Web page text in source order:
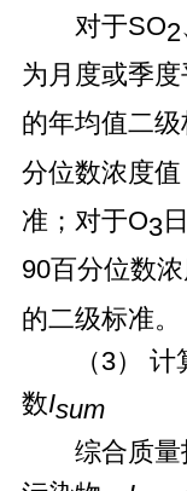
对于SO2
为月度或季度
的年均值二级
分位数浓度值
准；对于O3
90百分位数浓
的二级标准。
（3） 计算
数Isum
综合质量